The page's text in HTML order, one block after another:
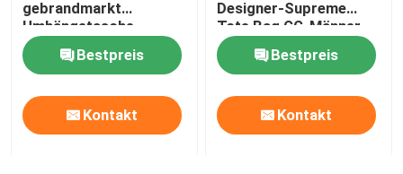
gebrandmarkt
Umhängetasche-
Einkaufstotalisator
Bestpreis
Kontakt
Designer-Supreme
Tote Bag GG-Männer
Bestpreis
Kontakt